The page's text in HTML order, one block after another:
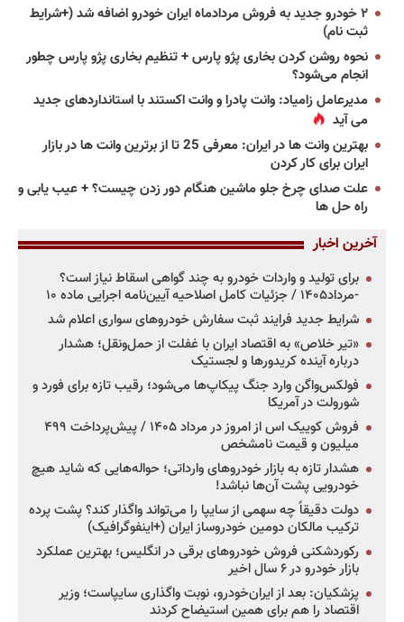
۲ خودرو جدید به فروش مردادماه ایران خودرو اضافه شد (+شرایط
ثبت نام)
نحوه روشن کردن بخاری پژو پارس + تنظیم بخاری پژو پارس چطور
انجام می‌شود؟
مدیرعامل زامیاد: وانت پادرا و وانت اکستند با استانداردهای جدید
می آید
بهترین وانت ها در ایران: معرفی 25 تا از برترین وانت ها در بازار
ایران برای کار کردن
علت صدای چرخ جلو ماشین هنگام دور زدن چیست؟ + عیب یابی و
راه حل ها
آخرین اخبار
برای تولید و واردات خودرو به چند گواهی اسقاط نیاز است؟
-مرداد۱۴۰۵ / جزئیات کامل اصلاحیه آیین‌نامه اجرایی ماده ۱۰
شرایط جدید فرایند ثبت سفارش خودروهای سواری اعلام شد
«تیر خلاص» به اقتصاد ایران با غفلت از حمل‌ونقل؛ هشدار
درباره آینده کریدورها و لجستیک
فولکس‌واگن وارد جنگ پیکاپ‌ها می‌شود؛ رقیب تازه برای فورد و
شورولت در آمریکا
فروش کوییک اس از امروز در مرداد ۱۴۰۵ / پیش‌پرداخت ۴۹۹
میلیون و قیمت نامشخص
هشدار تازه به بازار خودروهای وارداتی؛ حواله‌هایی که شاید هیچ
خودرویی پشت آن‌ها نباشد!
دولت دقیقاً چه سهمی از سایپا را می‌تواند واگذار کند؟ پشت پرده
ترکیب مالکان دومین خودروساز ایران (+اینفوگرافیک)
رکوردشکنی فروش خودروهای برقی در انگلیس؛ بهترین عملکرد
بازار خودرو در ۶ سال اخیر
پزشکیان: بعد از ایران‌خودرو، نوبت واگذاری سایپاست؛ وزیر
اقتصاد را هم برای همین استیضاح کردند